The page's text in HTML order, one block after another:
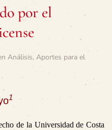
por el
Análisis, Aportes para el
1
de la Universidad de Costa